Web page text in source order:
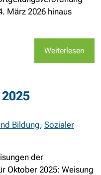
März 2026 hinaus
Weiterlesen
Bildung, Sozialer
der
Oktober 2025: Weisung